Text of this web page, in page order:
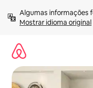
para
Mostrar idioma original